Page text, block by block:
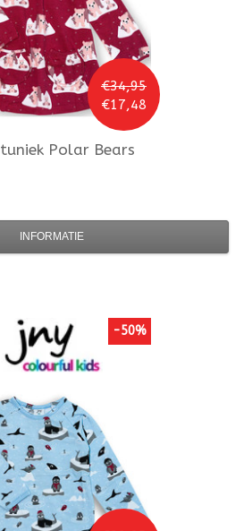
€34,95
€17,48
tuniek Polar Bears
INFORMATIE
-50%